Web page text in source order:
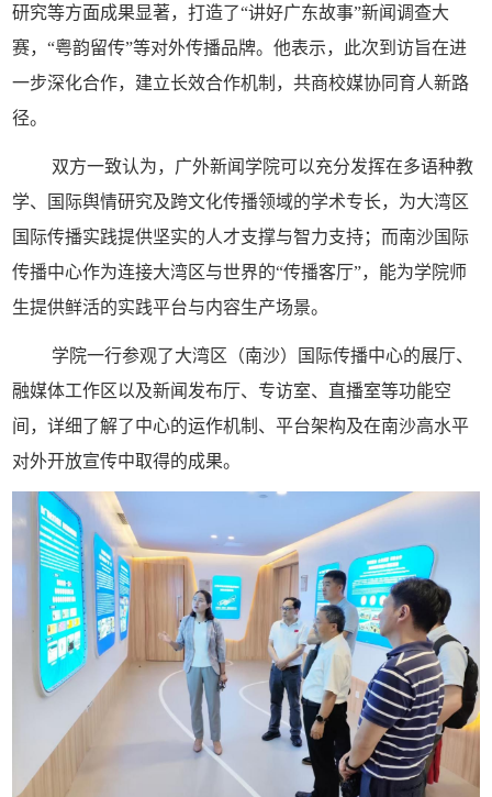
研究等方面成果显著，打造了“讲好广东故事”新闻调查大
赛，“粤韵留传”等对外传播品牌。他表示，此次到访旨在进
一步深化合作，建立长效合作机制，共商校媒协同育人新路
径。
双方一致认为，广外新闻学院可以充分发挥在多语种教
学、国际舆情研究及跨文化传播领域的学术专长，为大湾区
国际传播实践提供坚实的人才支撑与智力支持；而南沙国际
传播中心作为连接大湾区与世界的“传播客厅”，能为学院师
生提供鲜活的实践平台与内容生产场景。
学院一行参观了大湾区（南沙）国际传播中心的展厅、
融媒体工作区以及新闻发布厅、专访室、直播室等功能空
间，详细了解了中心的运作机制、平台架构及在南沙高水平
对外开放宣传中取得的成果。